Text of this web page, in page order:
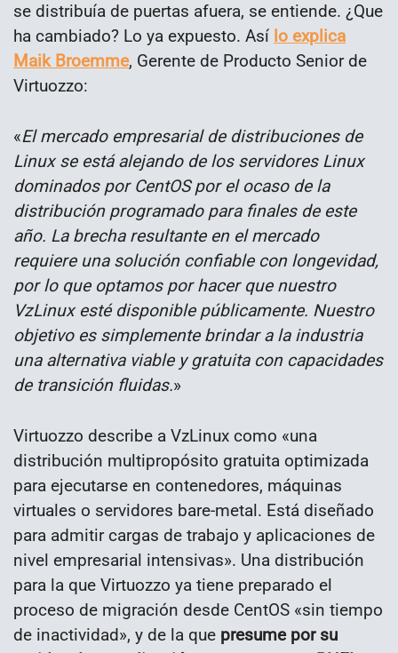
se distribuía de puertas afuera, se entiende. ¿Que
ha cambiado? Lo ya expuesto. Así lo explica
Maik Broemme, Gerente de Producto Senior de
Virtuozzo:
«El mercado empresarial de distribuciones de
Linux se está alejando de los servidores Linux
dominados por CentOS por el ocaso de la
distribución programado para finales de este
año. La brecha resultante en el mercado
requiere una solución confiable con longevidad,
por lo que optamos por hacer que nuestro
VzLinux esté disponible públicamente. Nuestro
objetivo es simplemente brindar a la industria
una alternativa viable y gratuita con capacidades
de transición fluidas.»
Virtuozzo describe a VzLinux como «una
distribución multipropósito gratuita optimizada
para ejecutarse en contenedores, máquinas
virtuales o servidores bare-metal. Está diseñado
para admitir cargas de trabajo y aplicaciones de
nivel empresarial intensivas». Una distribución
para la que Virtuozzo ya tiene preparado el
proceso de migración desde CentOS «sin tiempo
de inactividad», y de la que presume por su